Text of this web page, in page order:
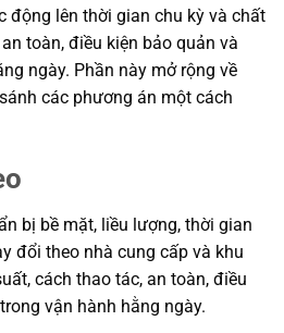
động lên thời gian chu kỳ và chất
toàn, điều kiện bảo quản và
ngày. Phần này mở rộng về
các phương án một cách
bị bề mặt, liều lượng, thời gian
đổi theo nhà cung cấp và khu
cách thao tác, an toàn, điều
vận hành hằng ngày.